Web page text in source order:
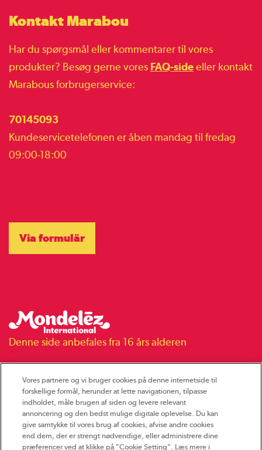
Kontakt Marabou
Har du spørgsmål eller kommentarer til vores
produkter? Besøg gerne vores FAQ-sideeller kontakt
Marabous forbrugerservice:
70145093
Kundeservicetelefonen er åben mandag til fredag
09:00-18:00
Via formulär
Denne side anbefales fra 16 års alderen
Ringager 2A, 2. sal, 2605 Brøndby, Danmark
Tel: +45 43 96 96 22
CVR-nr. 78861010
mondelezdanmark@mdlz.com
Vores partnere og vi bruger cookies på denne internetside til
forskellige formål, herunder at lette navigationen, tilpasse
indholdet, måle brugen af siden og levere relevant
annoncering og den bedst mulige digitale oplevelse. Du kan
give samtykke til vores brug af cookies, afvise andre cookies
end dem, der er strengt nødvendige, eller administrere dine
præferencer ved at klikke på "Cookie Setting". Læs mere i